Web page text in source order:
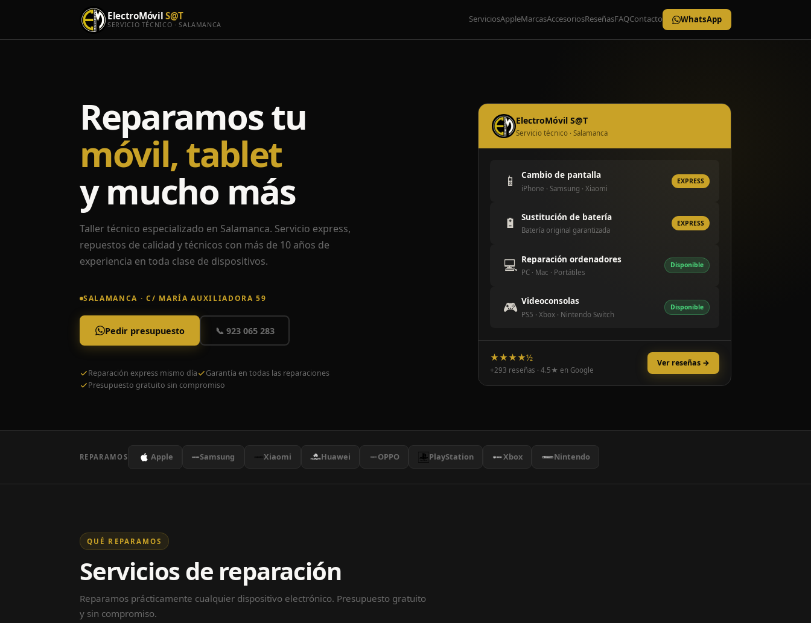
ElectroMóvilS@T
SERVICIO TÉCNICO · SALAMANCA
ServiciosAppleMarcasAccesoriosReseñasFAQContacto WhatsApp
Reparamos tu
móvil, tablet
y mucho más
Taller técnico especializado en Salamanca. Servicio express,
repuestos de calidad y técnicos con más de 10 años de
experiencia en toda clase de dispositivos.
SALAMANCA · C/ MARÍA AUXILIADORA 59
Pedir presupuesto 📞 923 065 283
Reparación express mismo día
Garantía en todas las reparaciones
Presupuesto gratuito sin compromiso
ElectroMóvil S@T
Servicio técnico · Salamanca
📱 Cambio de pantalla
iPhone · Samsung · Xiaomi
EXPRESS
🔋 Sustitución de batería
Batería original garantizada
EXPRESS
💻 Reparación ordenadores
PC · Mac · Portátiles
Disponible
🎮 Videoconsolas
PS5 · Xbox · Nintendo Switch
Disponible
★★★★½
+293 reseñas · 4.5★ en Google
Ver reseñas →
REPARAMOS Apple Samsung Xiaomi Huawei OPPO PlayStation Xbox Nintendo
QUÉ REPARAMOS
Servicios de reparación
Reparamos prácticamente cualquier dispositivo electrónico. Presupuesto gratuito
y sin compromiso.